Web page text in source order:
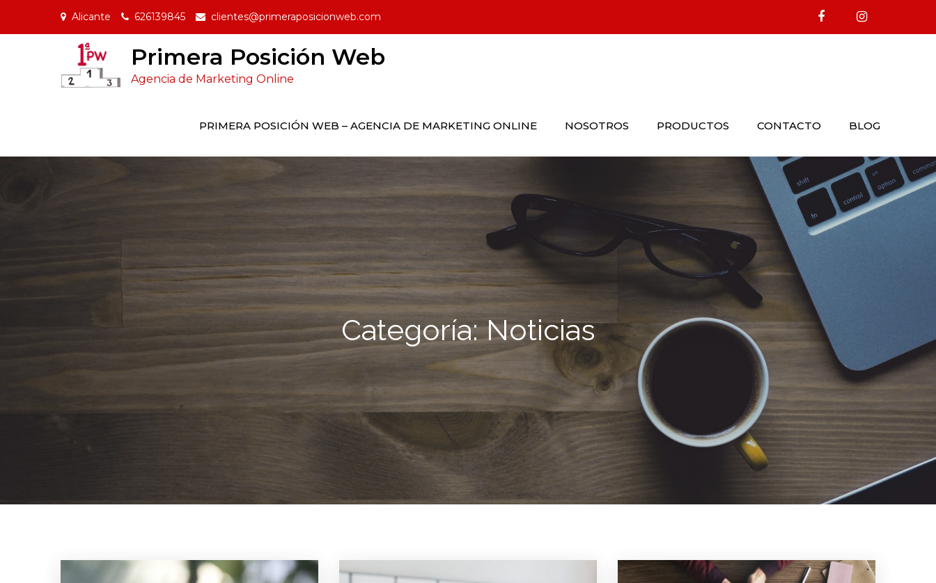
Alicante 626139845 clientes@primeraposicionweb.com
Primera Posición Web
Agencia de Marketing Online
PRIMERA POSICIÓN WEB – AGENCIA DE MARKETING ONLINE NOSOTROS PRODUCTOS CONTACTO BLOG
Categoría:Noticias